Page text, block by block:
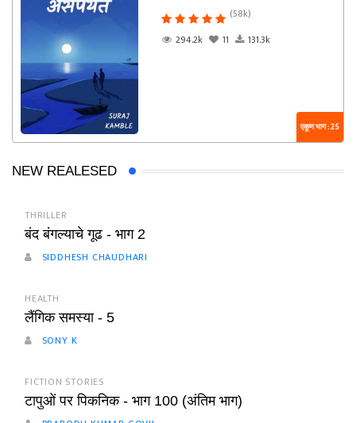
(58k)
294.2k
11 131.3k
एकूण भाग : 25
NEW REALESED
THRILLER
बंद बंगल्याचे गूढ - भाग 2
SIDDHESH CHAUDHARI
HEALTH
लैंगिक समस्या - 5
SONY K
FICTION STORIES
टापुओं पर पिकनिक - भाग 100 (अंतिम भाग)